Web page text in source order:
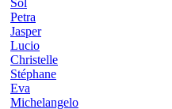
Sol
Petra
Jasper
Lucio
Christelle
Stéphane
Eva
Michelangelo